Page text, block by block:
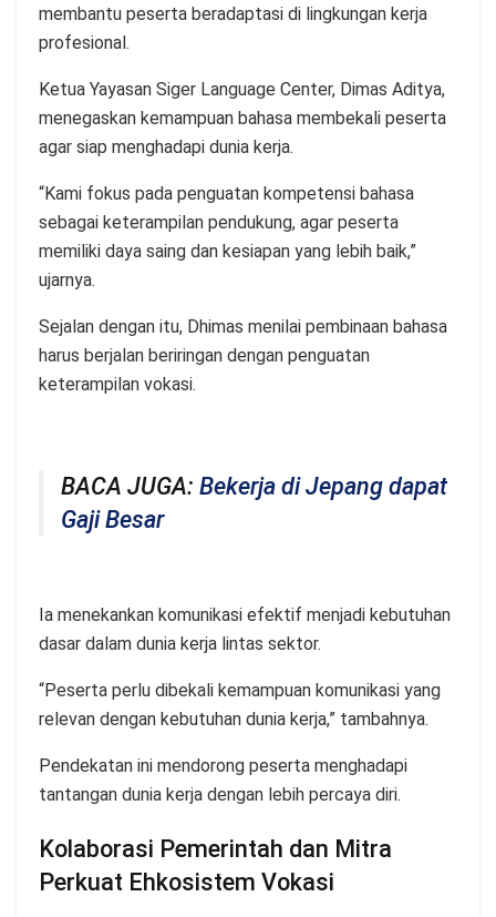
membantu peserta beradaptasi di lingkungan kerja
profesional.
Ketua Yayasan Siger Language Center, Dimas Aditya,
menegaskan kemampuan bahasa membekali peserta
agar siap menghadapi dunia kerja.
“Kami fokus pada penguatan kompetensi bahasa
sebagai keterampilan pendukung, agar peserta
memiliki daya saing dan kesiapan yang lebih baik,”
ujarnya.
Sejalan dengan itu, Dhimas menilai pembinaan bahasa
harus berjalan beriringan dengan penguatan
keterampilan vokasi.
BACA JUGA: Bekerja di Jepang dapat
Gaji Besar
Ia menekankan komunikasi efektif menjadi kebutuhan
dasar dalam dunia kerja lintas sektor.
“Peserta perlu dibekali kemampuan komunikasi yang
relevan dengan kebutuhan dunia kerja,” tambahnya.
Pendekatan ini mendorong peserta menghadapi
tantangan dunia kerja dengan lebih percaya diri.
Kolaborasi Pemerintah dan Mitra
Perkuat Ehkosistem Vokasi